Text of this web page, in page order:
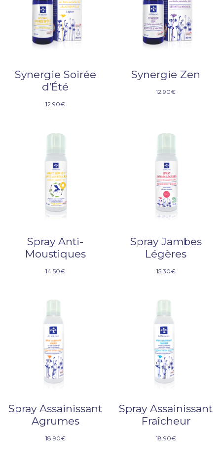
Synergie Soirée
d’Été
12.90€
Synergie Zen
12.90€
Spray Anti-
Moustiques
14.50€
Spray Jambes
Légères
15.30€
Spray Assainissant
Agrumes
18.90€
Spray Assainissant
Fraîcheur
18.90€